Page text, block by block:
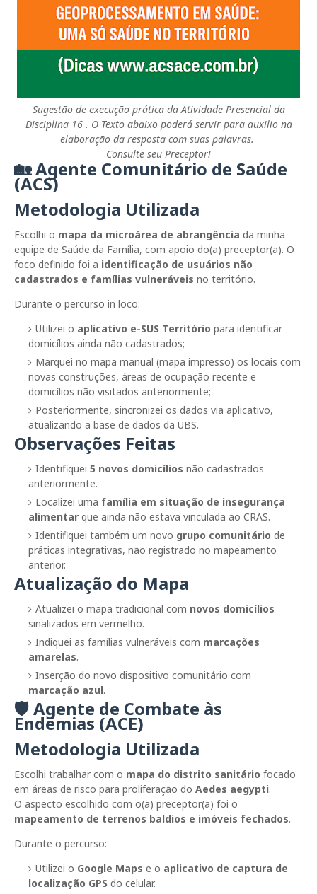
Sugestão de execução prática da Atividade Presencial da
Disciplina 16 . O Texto abaixo poderá servir para auxilio na
elaboração da resposta com suas palavras.
Consulte seu Preceptor!
🏡 Agente Comunitário de Saúde
(ACS)
Metodologia Utilizada
Escolhi o mapa da microárea de abrangência da minha
equipe de Saúde da Família, com apoio do(a) preceptor(a). O
foco definido foi a identificação de usuários não
cadastrados e famílias vulneráveis no território.
Durante o percurso in loco:
Utilizei o aplicativo e-SUS Território para identificar
domicílios ainda não cadastrados;
Marquei no mapa manual (mapa impresso) os locais com
novas construções, áreas de ocupação recente e
domicílios não visitados anteriormente;
Posteriormente, sincronizei os dados via aplicativo,
atualizando a base de dados da UBS.
Observações Feitas
Identifiquei 5 novos domicílios não cadastrados
anteriormente.
Localizei uma família em situação de insegurança
alimentar que ainda não estava vinculada ao CRAS.
Identifiquei também um novo grupo comunitário de
práticas integrativas, não registrado no mapeamento
anterior.
Atualização do Mapa
Atualizei o mapa tradicional com novos domicílios
sinalizados em vermelho.
Indiquei as famílias vulneráveis com marcações
amarelas.
Inserção do novo dispositivo comunitário com
marcação azul.
🛡️ Agente de Combate às
Endemias (ACE)
Metodologia Utilizada
Escolhi trabalhar com o mapa do distrito sanitário focado
em áreas de risco para proliferação do Aedes aegypti.
O aspecto escolhido com o(a) preceptor(a) foi o
mapeamento de terrenos baldios e imóveis fechados.
Durante o percurso:
Utilizei o Google Maps e o aplicativo de captura de
localização GPS do celular.